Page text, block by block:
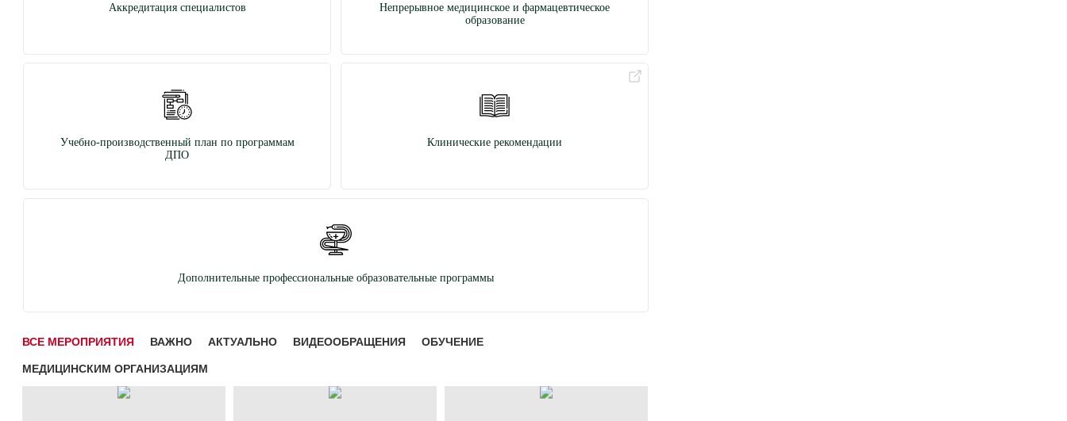
Аккредитация специалистов
Непрерывное медицинское и фармацевтическое
образование
Учебно-производственный план по программам
ДПО
Клинические рекомендации
Дополнительные профессиональные образовательные программы
ВСЕ МЕРОПРИЯТИЯ ВАЖНО АКТУАЛЬНО ВИДЕООБРАЩЕНИЯ ОБУЧЕНИЕ
МЕДИЦИНСКИМ ОРГАНИЗАЦИЯМ